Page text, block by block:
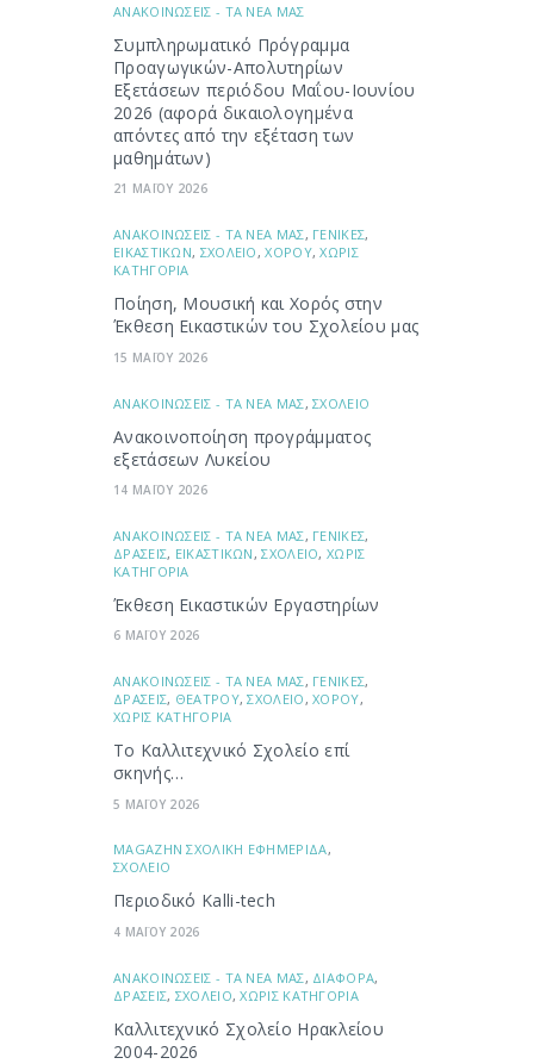
ΑΝΑΚΟΙΝΩΣΕΙΣ - ΤΑ ΝΕΑ ΜΑΣ
Συμπληρωματικό Πρόγραμμα
Προαγωγικών-Απολυτηρίων
Εξετάσεων περιόδου Μαΐου-Ιουνίου
2026 (αφορά δικαιολογημένα
απόντες από την εξέταση των
μαθημάτων)
21 ΜΑΪΟΥ 2026
ΑΝΑΚΟΙΝΩΣΕΙΣ - ΤΑ ΝΕΑ ΜΑΣ, ΓΕΝΙΚΕΣ,
ΕΙΚΑΣΤΙΚΩΝ, ΣΧΟΛΕΙΟ,ΧΟΡΟΥ,ΧΩΡΙΣ
ΚΑΤΗΓΟΡΙΑ
Ποίηση, Μουσική και Χορός στην
Έκθεση Εικαστικών του Σχολείου μας
15 ΜΑΪΟΥ 2026
ΑΝΑΚΟΙΝΩΣΕΙΣ - ΤΑ ΝΕΑ ΜΑΣ,ΣΧΟΛΕΙΟ
Ανακοινοποίηση προγράμματος
εξετάσεων Λυκείου
14 ΜΑΪΟΥ 2026
ΑΝΑΚΟΙΝΩΣΕΙΣ - ΤΑ ΝΕΑ ΜΑΣ, ΓΕΝΙΚΕΣ,
ΔΡΑΣΕΙΣ, ΕΙΚΑΣΤΙΚΩΝ ,ΣΧΟΛΕΙΟ,ΧΩΡΙΣ
ΚΑΤΗΓΟΡΙΑ
Έκθεση Εικαστικών Εργαστηρίων
6 ΜΑΪΟΥ 2026
ΑΝΑΚΟΙΝΩΣΕΙΣ - ΤΑ ΝΕΑ ΜΑΣ, ΓΕΝΙΚΕΣ,
ΔΡΑΣΕΙΣ, ΘΕΑΤΡΟΥ,ΣΧΟΛΕΙΟ,ΧΟΡΟΥ,
ΧΩΡΙΣ ΚΑΤΗΓΟΡΙΑ
Το Καλλιτεχνικό Σχολείο επί
σκηνής…
5 ΜΑΪΟΥ 2026
ΜAGAZHN ΣΧΟΛΙΚΗ ΕΦΗΜΕΡΙΔΑ,
ΣΧΟΛΕΙΟ
Περιοδικό Kalli-tech
4 ΜΑΪΟΥ 2026
ΑΝΑΚΟΙΝΩΣΕΙΣ - ΤΑ ΝΕΑ ΜΑΣ, ΔΙΑΦΟΡΑ,
ΔΡΑΣΕΙΣ, ΣΧΟΛΕΙΟ,ΧΩΡΙΣ ΚΑΤΗΓΟΡΙΑ
Καλλιτεχνικό Σχολείο Ηρακλείου
2004-2026